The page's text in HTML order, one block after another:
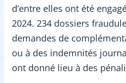
d’entre elles ont été
2024. 234 dossiers
demandes de
ou à des indemnités
ont donné lieu à des